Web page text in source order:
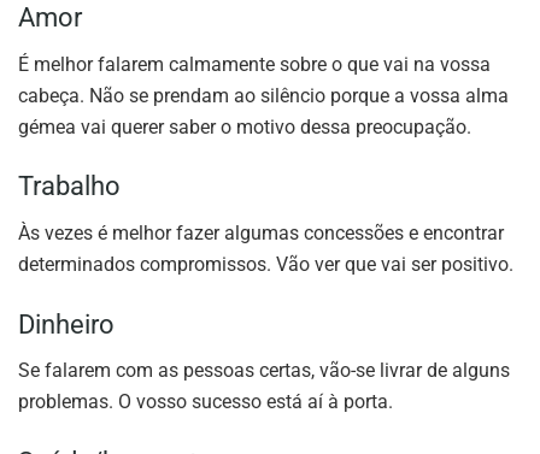
Amor
É melhor falarem calmamente sobre o que vai na vossa
cabeça. Não se prendam ao silêncio porque a vossa alma
gémea vai querer saber o motivo dessa preocupação.
Trabalho
Às vezes é melhor fazer algumas concessões e encontrar
determinados compromissos. Vão ver que vai ser positivo.
Dinheiro
Se falarem com as pessoas certas, vão-se livrar de alguns
problemas. O vosso sucesso está aí à porta.